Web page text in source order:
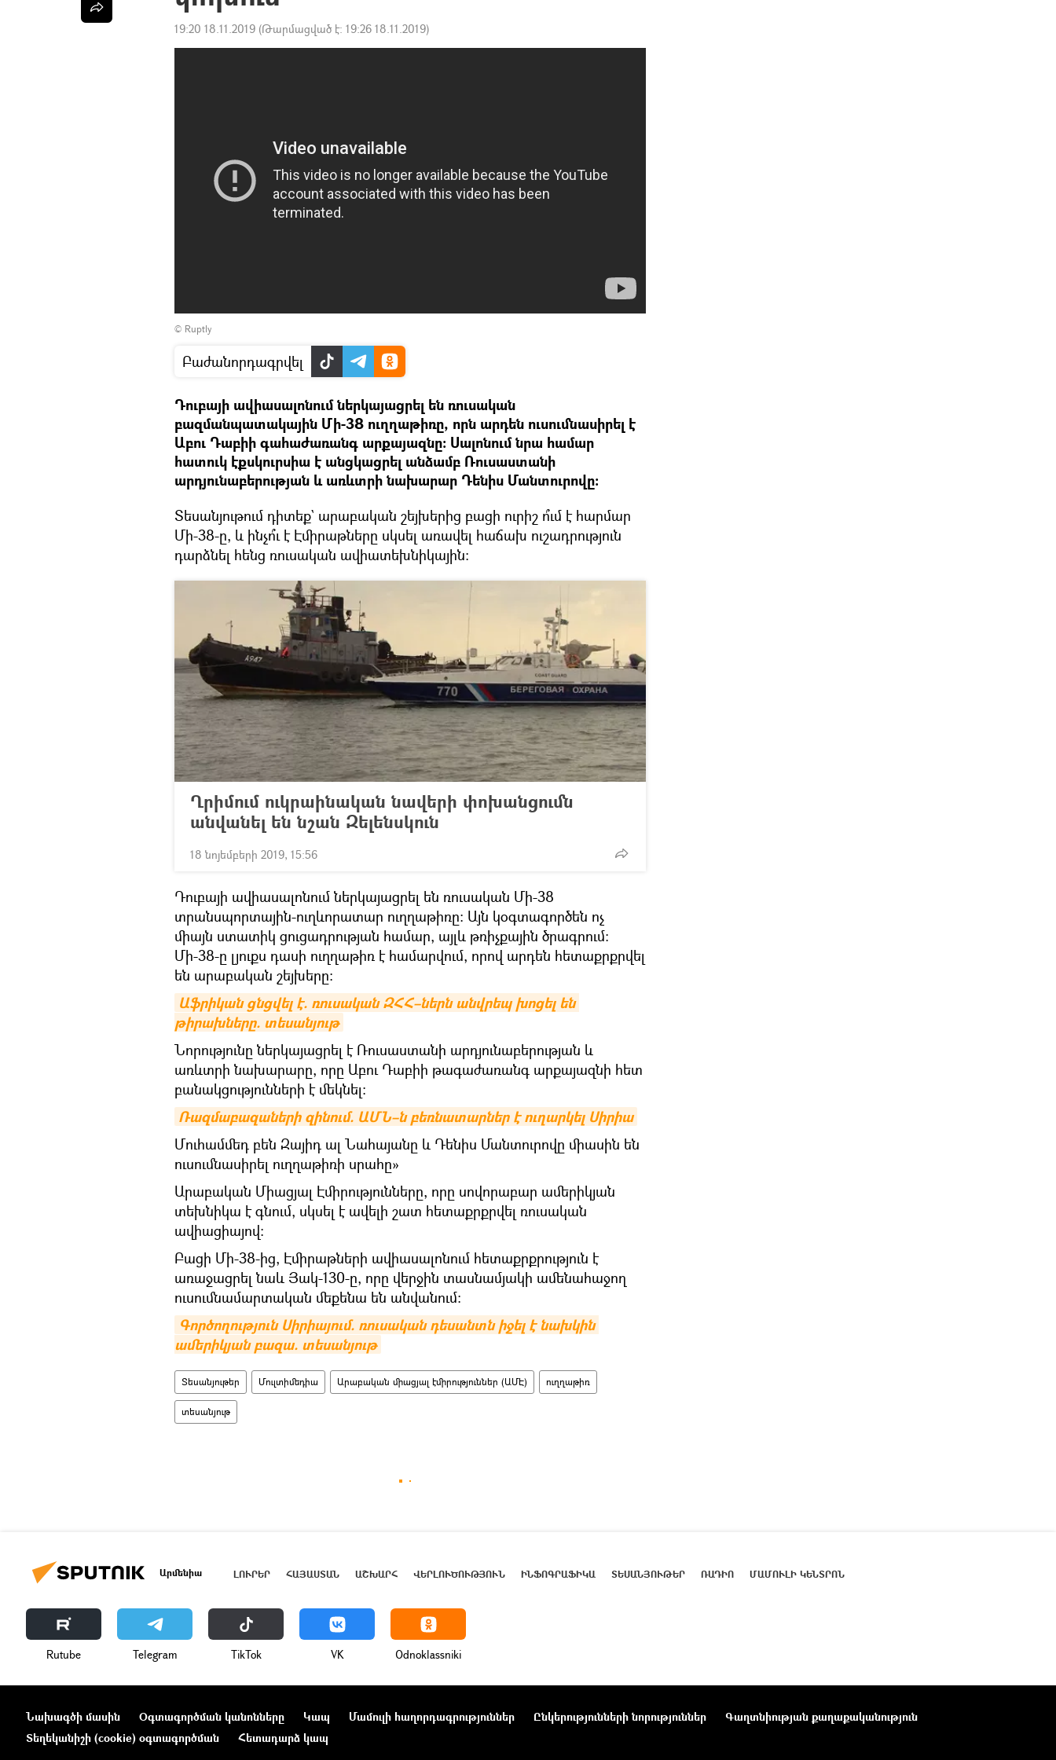
19:20 18.11.2019 (Թարմացված է: 19:26 18.11.2019)
© Ruptly
Բաժանորդագրվել
Դուբայի ավիասալոնում ներկայացրել են ռուսական
բազմանպատակային Մի-38 ուղղաթիռը, որն արդեն ուսումնասիրել է
Աբու Դաբիի գահաժառանգ արքայազնը։ Սալոնում նրա համար
հատուկ էքսկուրսիա է անցկացրել անձամբ Ռուսաստանի
արդյունաբերության և առևտրի նախարար Դենիս Մանտուրովը։
Տեսանյութում դիտեք` արաբական շեյխերից բացի ուրիշ ո՞ւմ է հարմար
Մի-38-ը, և ինչո՞ւ է Էմիրաթները սկսել առավել հաճախ ուշադրություն
դարձնել հենց ռուսական ավիատեխնիկային։
Ղրիմում ուկրաինական նավերի փոխանցումն
անվանել են նշան Զելենսկուն
18 նոյեմբերի 2019, 15:56
Դուբայի ավիասալոնում ներկայացրել են ռուսական Մի-38
տրանսպորտային-ուղևորատար ուղղաթիռը։ Այն կօգտագործեն ոչ
միայն ստատիկ ցուցադրության համար, այլև թռիչքային ծրագրում։
Մի-38-ը լյուքս դասի ուղղաթիռ է համարվում, որով արդեն հետաքրքրվել
են արաբական շեյխերը։
Աֆրիկան ցնցվել է. ռուսական ԶՀՀ–ներն անվրեպ խոցել են
թիրախները. տեսանյութ
Նորությունը ներկայացրել է Ռուսաստանի արդյունաբերության և
առևտրի նախարարը, որը Աբու Դաբիի թագաժառանգ արքայազնի հետ
բանակցությունների է մեկնել։
Ռազմաբազաների զինում. ԱՄՆ–ն բեռնատարներ է ուղարկել Սիրիա
Մուհամմեդ բեն Զայիդ ալ Նահայանը և Դենիս Մանտուրովը միասին են
ուսումնասիրել ուղղաթիռի սրահը»
Արաբական Միացյալ Էմիրությունները, որը սովորաբար ամերիկյան
տեխնիկա է գնում, սկսել է ավելի շատ հետաքրքրվել ռուսական
ավիացիայով։
Բացի Մի-38-ից, Էմիրաթների ավիասալոնում հետաքրքրություն է
առաջացրել նաև Յակ-130-ը, որը վերջին տասնամյակի ամենահաջող
ուսումնամարտական մեքենա են անվանում։
Գործողություն Սիրիայում. ռուսական դեսանտն իջել է նախկին
ամերիկյան բազա. տեսանյութ
Տեսանյութեր Մուլտիմեդիա Արաբական միացյալ էմիրություններ (ԱՄԷ) ուղղաթիռ
տեսանյութ
Արմենիա ԼՈՒՐԵՐ ՀԱՅԱՍՏԱՆ ԱՇԽԱՐՀ ՎԵՐԼՈՒԾՈՒԹՅՈՒՆ ԻՆՖՈԳՐԱՖԻԿԱ ՏԵՍԱՆՅՈՒԹԵՐ ՌԱԴԻՈ ՄԱՄՈՒԼԻ ԿԵՆՏՐՈՆ
Rutube Telegram ТikТоk VK Odnoklassniki
Նախագծի մասին Օգտագործման կանոնները Կապ Մամուլի հաղորդագրություններ Ընկերությունների նորություններ
Գաղտնիության քաղաքականություն
Տեղեկանիշի (cookie) օգտագործման
Հետադարձ կապ